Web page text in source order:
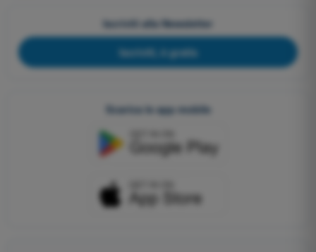
Iscriviti alla Newsletter
Iscriviti, è gratis
Scarica le app mobile